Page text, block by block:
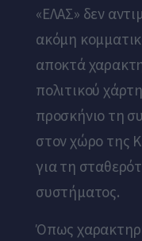
«ΕΛΑΣ» δεν
ακόμη
αποκτά
πολιτικού
προσκήνιο τη
στον χώρο της
για τη
συστήματος.
Όπως